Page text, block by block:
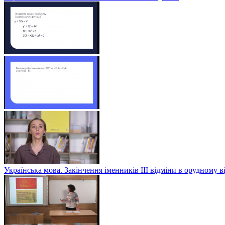
Українська мова. Закінчення іменників ІІІ відміни в орудному